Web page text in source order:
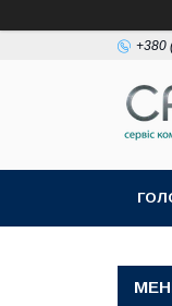
+380